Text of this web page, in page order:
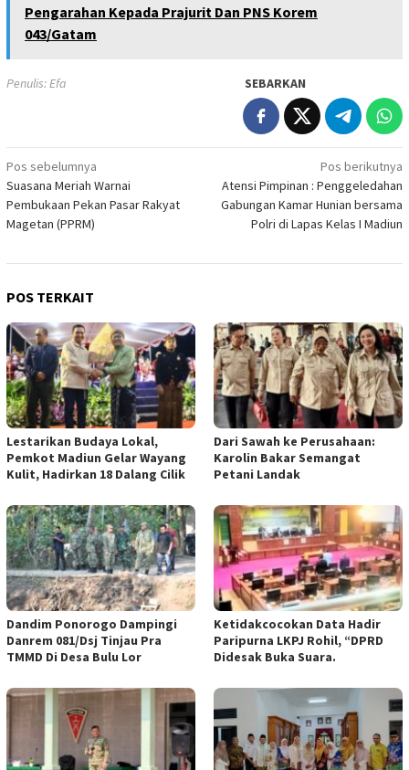
Pengarahan Kepada Prajurit Dan PNS Korem
043/Gatam
Penulis: Efa SEBARKAN
Navigasi
pos
Pos sebelumnya
Suasana Meriah Warnai
Pembukaan Pekan Pasar Rakyat
Magetan (PPRM)
Pos berikutnya
Atensi Pimpinan : Penggeledahan
Gabungan Kamar Hunian bersama
Polri di Lapas Kelas I Madiun
POS TERKAIT
Lestarikan Budaya Lokal,
Pemkot Madiun Gelar Wayang
Kulit, Hadirkan 18 Dalang Cilik
Dari Sawah ke Perusahaan:
Karolin Bakar Semangat
Petani Landak
Dandim Ponorogo Dampingi
Danrem 081/Dsj Tinjau Pra
TMMD Di Desa Bulu Lor
Ketidakcocokan Data Hadir
Paripurna LKPJ Rohil, “DPRD
Didesak Buka Suara.